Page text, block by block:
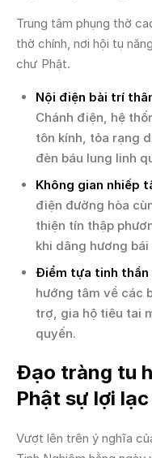
Trung tâm phụng thờ
thờ chính, nơi hội tụ
chư Phật.
Nội điện bài trí
Chánh điện, hệ
tôn kính, tỏa rạng
đèn báu lung linh
Không gian nhiếp
điện đường hòa
thiện tín thập
khi dâng hương bái
Điểm tựa tinh thần
hướng tâm về các
trợ, gia hộ tiêu tai
quyến.
Đạo tràng tu
Phật sự lợi
Vượt lên trên ý nghĩa